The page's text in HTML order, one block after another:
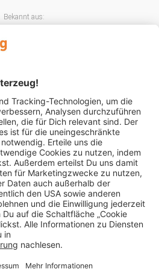
Bekannt aus:
Mitglied im:
AGB Widerrufsbelehrung